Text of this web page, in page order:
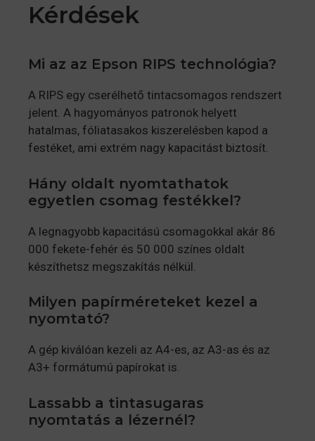
Kérdések
Mi az az Epson RIPS technológia?
A RIPS egy cserélhető tintacsomagos rendszert
jelent. A hagyományos patronok helyett
hatalmas, fóliatasakos kiszerelésben kapod a
festéket, ami extrém nagy kapacitást biztosít.
Hány oldalt nyomtathatok
egyetlen csomag festékkel?
A legnagyobb kapacitású csomagokkal akár 86
000 fekete-fehér és 50 000 színes oldalt
készíthetsz megszakítás nélkül.
Milyen papírméreteket kezel a
nyomtató?
A gép kiválóan kezeli az A4-es, az A3-as és az
A3+ formátumú papírokat is.
Lassabb a tintasugaras
nyomtatás a lézernél?